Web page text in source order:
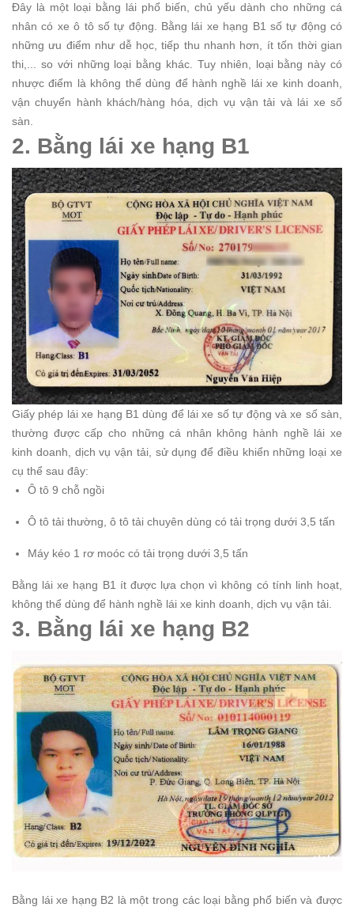
Đây là một loại bằng lái phổ biến, chủ yếu dành cho những cá
nhân có xe ô tô số tự động. Bằng lái xe hạng B1 số tự động có
những ưu điểm như dễ học, tiếp thu nhanh hơn, ít tốn thời gian
thi,... so với những loại bằng khác. Tuy nhiên, loại bằng này có
nhược điểm là không thể dùng để hành nghề lái xe kinh doanh,
vận chuyển hành khách/hàng hóa, dịch vụ vận tải và lái xe số
sàn.
2. Bằng lái xe hạng B1
Giấy phép lái xe hạng B1 dùng để lái xe số tự động và xe số sàn,
thường được cấp cho những cá nhân không hành nghề lái xe
kinh doanh, dịch vụ vận tải, sử dụng để điều khiển những loại xe
cụ thể sau đây:
Ô tô 9 chỗ ngồi
Ô tô tải thường, ô tô tải chuyên dùng có tải trọng dưới 3,5 tấn
Máy kéo 1 rơ moóc có tải trọng dưới 3,5 tấn
Bằng lái xe hạng B1 ít được lựa chọn vì không có tính linh hoạt,
không thể dùng để hành nghề lái xe kinh doanh, dịch vụ vận tải.
3. Bằng lái xe hạng B2
Bằng lái xe hạng B2 là một trong các loại bằng phổ biến và được